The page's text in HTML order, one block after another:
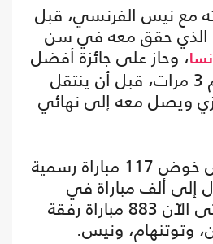
مع نيس الفرنسي، قبل
الذي حقق معه في سن
، وحاز على جائزة أفضل
حارس في الموسم 3 مرات، قبل أن ينتقل
ويصل معه إلى نهائي
وأمام هوغو لوريس خوض 117 مباراة رسمية
إلى ألف مباراة في
مسيرته، إذ لعب حتى الآن 883 مباراة رفقة
وتوتنهام، ونيس.